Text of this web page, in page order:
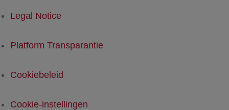
Legal Notice
Platform Transparantie
Cookiebeleid
Cookie-instellingen